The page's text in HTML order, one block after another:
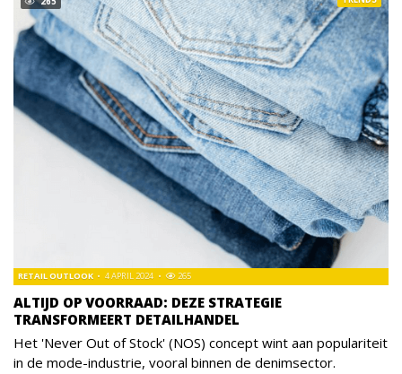
ALTIJD OP VOORRAAD: DEZE STRATEGIE
TRANSFORMEERT DETAILHANDEL
RETAIL OUTLOOK 4 APRIL 2024 265
Het 'Never Out of Stock' (NOS) concept wint aan populariteit
in de mode-industrie, vooral binnen de denimsector.